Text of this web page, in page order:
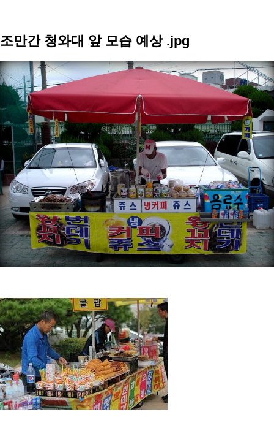
조만간 청와대 앞 모습 예상 .jpg